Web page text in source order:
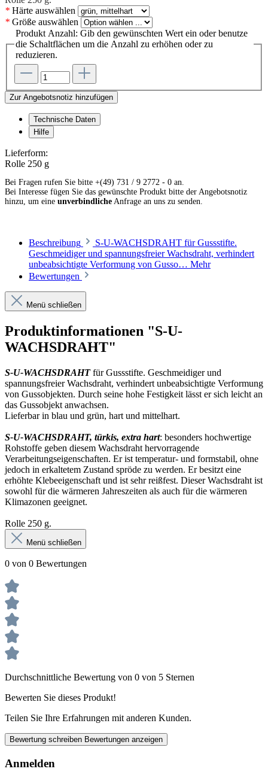
* Härte auswählen
* Größe auswählen
Produkt Anzahl: Gib den gewünschten Wert ein oder benutze
die Schaltflächen um die Anzahl zu erhöhen oder zu
reduzieren.
Zur Angebotsnotiz hinzufügen
Technische Daten
Hilfe
Lieferform:
Rolle 250 g
Bei Fragen rufen Sie bitte +(49) 731 / 9 2772 - 0 an.
Bei Interesse fügen Sie das gewünschte Produkt bitte der Angebotsnotiz
hinzu, um eine unverbindliche Anfrage an uns zu senden.
Beschreibung
S-U-WACHSDRAHT für Gussstifte.
Geschmeidiger und spannungsfreier Wachsdraht, verhindert
unbeabsichtigte Verformung von Gusso… Mehr
Bewertungen
Menü schließen
Produktinformationen "S-U-
WACHSDRAHT"
S-U-WACHSDRAHTfür Gussstifte. Geschmeidiger und
spannungsfreier Wachsdraht, verhindert unbeabsichtigte Verformung
von Gussobjekten. Durch seine hohe Festigkeit lässt er sich leicht an
das Gussobjekt anwachsen.
Lieferbar in blau und grün, hart und mittelhart.
S-U-WACHSDRAHT, türkis, extra hart: besonders hochwertige
Rohstoffe geben diesem Wachsdraht hervorragende
Verarbeitungseigenschaften. Er ist temperatur- und formstabil, ohne
jedoch in erkaltetem Zustand spröde zu werden. Er besitzt eine
erhöhte Klebeeigenschaft und ist sehr reißfest. Dieser Wachsdraht ist
sowohl für die wärmeren Jahreszeiten als auch für die wärmeren
Klimazonen geeignet.
Rolle 250 g.
Menü schließen
0 von 0 Bewertungen
Durchschnittliche Bewertung von 0 von 5 Sternen
Bewerten Sie dieses Produkt!
Teilen Sie Ihre Erfahrungen mit anderen Kunden.
Bewertung schreiben Bewertungen anzeigen
Anmelden